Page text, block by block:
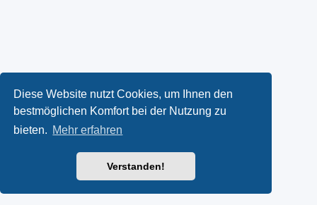
Diese Website nutzt Cookies, um Ihnen den
bestmöglichen Komfort bei der Nutzung zu
bieten. Mehr erfahren
Verstanden!